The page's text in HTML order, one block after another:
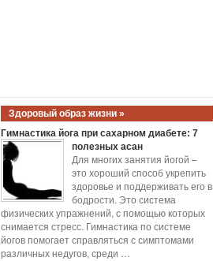
Здоровый образ жизни »
Гимнастика йога при сахарном диабете: 7
полезных асан
Для многих занятия йогой –
это хороший способ укрепить
здоровье и поддерживать его в
бодрости. Это система
физических упражнений, с помощью которых
снимается стресс. Гимнастика по системе
йогов помогает справляться с симптомами
различных недугов, среди …